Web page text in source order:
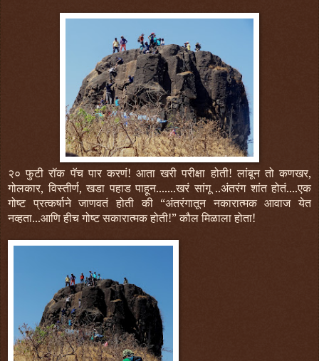
२० फुटी रॉक पॅच पार करणं! आता खरी परीक्षा होती! लांबून तो कणखर,
गोलकार, विस्तीर्ण, खडा पहाड पाहून.......खरं सांगू ..अंतरंग शांत होतं....एक
गोष्ट प्रत्कर्षाने जाणवतं होती की “अंतरंगातून नकारात्मक आवाज येत
नव्हता...आणि हीच गोष्ट सकारात्मक होती!” कौल मिळाला होता!